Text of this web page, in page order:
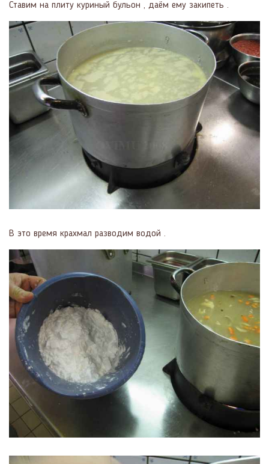
Ставим на плиту куриный бульон , даём ему закипеть .
В это время крахмал разводим водой .